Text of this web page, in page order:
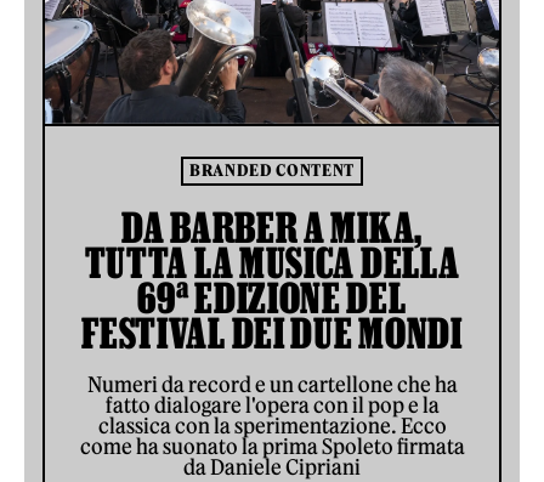
BRANDED CONTENT
DA BARBER A MIKA,
TUTTA LA MUSICA DELLA
69ª EDIZIONE DEL
FESTIVAL DEI DUE MONDI
Numeri da record e un cartellone che ha
fatto dialogare l'opera con il pop e la
classica con la sperimentazione. Ecco
come ha suonato la prima Spoleto firmata
da Daniele Cipriani